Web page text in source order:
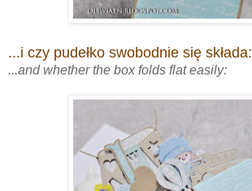
...i czy pudełko swobodnie się składa:
...and whether the box folds flat easily: